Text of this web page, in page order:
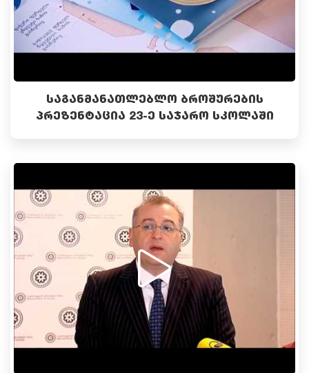
ᲡᲐᲒᲐᲜᲛᲐᲜᲐᲗᲚᲔᲑᲚᲝ ᲑᲠᲝᲨᲣᲠᲔᲑᲘᲡ
ᲞᲠᲔᲖᲔᲜᲢᲐᲪᲘᲐ 23-Ე ᲡᲐᲯᲐᲠᲝ ᲡᲙᲝᲚᲐᲨᲘ